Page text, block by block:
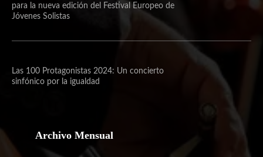
para la nueva edición del Festival Europeo de
Jóvenes Solistas
Las 100 Protagonistas 2024: Un concierto
sinfónico por la igualdad
Archivo Mensual